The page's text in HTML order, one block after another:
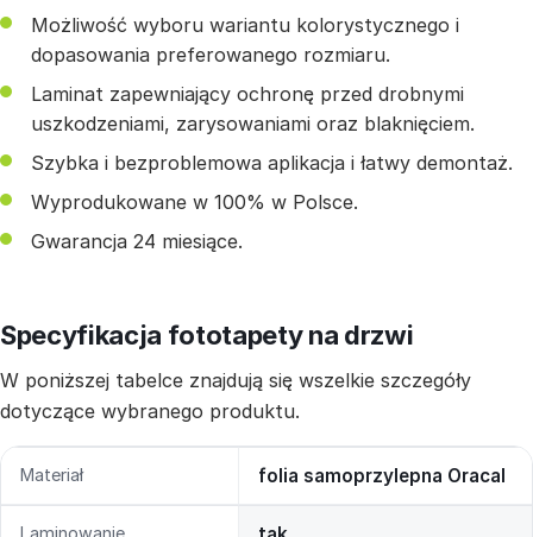
Możliwość wyboru wariantu kolorystycznego i
dopasowania preferowanego rozmiaru.
Laminat zapewniający ochronę przed drobnymi
uszkodzeniami, zarysowaniami oraz blaknięciem.
Szybka i bezproblemowa aplikacja i łatwy demontaż.
Wyprodukowane w 100% w Polsce.
Gwarancja 24 miesiące.
Specyfikacja fototapety na drzwi
W poniższej tabelce znajdują się wszelkie szczegóły
dotyczące wybranego produktu.
Materiał folia samoprzylepna Oracal
Laminowanie